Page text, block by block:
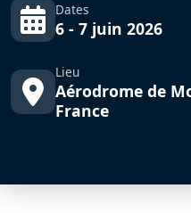
Dates
6 - 7 juin 2026
Lieu
Aérodrome de
France